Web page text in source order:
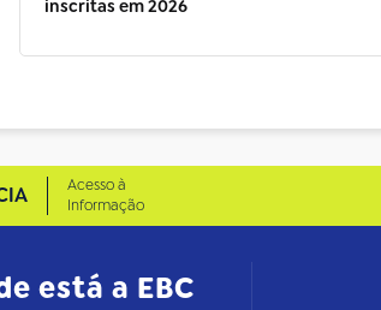
inscritas em 2026
Acesso à
Informação
está a EBC